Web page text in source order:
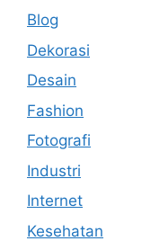
Blog
Dekorasi
Desain
Fashion
Fotografi
Industri
Internet
Kesehatan